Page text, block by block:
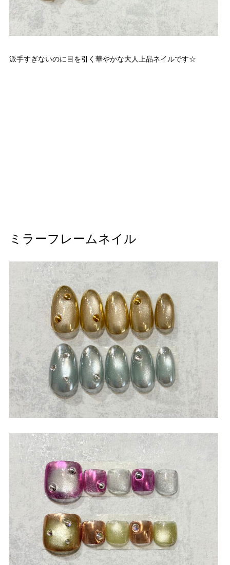
派手すぎないのに目を引く華やかな大人上品ネイルです☆
ミラーフレームネイル